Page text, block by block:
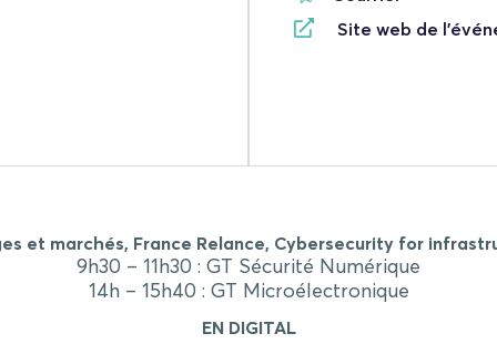
Site web de
et marchés, France Relance, Cybersecurity for
9h30 – 11h30 : GT Sécurité Numérique
14h – 15h40 : GT Microélectronique
EN DIGITAL